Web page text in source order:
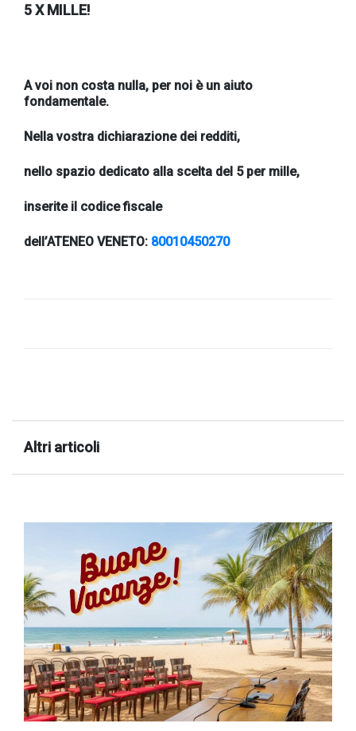
5 X MILLE!
A voi non costa nulla, per noi è un aiuto
fondamentale.
Nella vostra dichiarazione dei redditi,
nello spazio dedicato alla scelta del 5 per mille,
inserite il codice fiscale
dell’ATENEO VENETO: 80010450270
Altri articoli
legislativo
Registrazione
successo!